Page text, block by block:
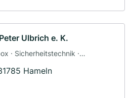
Ulbrich e. K.
· Sicherheitstechnik ·
Hameln